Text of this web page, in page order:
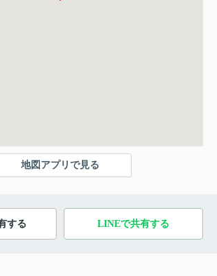
地図アプリで見る
する LINEで共有する